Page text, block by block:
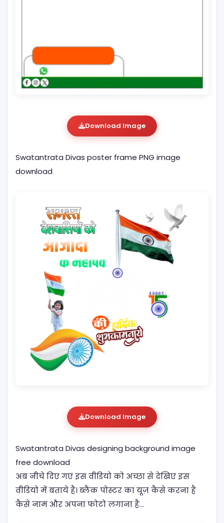
Download Image
Swatantrata Divas poster frame PNG image
download
Download Image
Swatantrata Divas designing background image
free download
अब नीचे दिए गए इस वीडियो को अच्छा से देखिए इस
वीडियो में बताये है। ब्लैंक पोस्टर का यूज़ कैसे करना है
कैसे नाम और अपना फोटो लगाना है…